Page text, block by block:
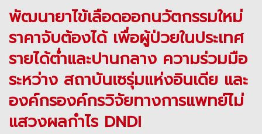
พัฒนายาไข้เลือดออกนวัตกรรมใหม่
ราคาจับต้องได้ เพื่อผู้ป่วยในประเทศ
รายได้ต่ำและปานกลาง ความร่วมมือ
ระหว่าง สถาบันเซรุ่มแห่งอินเดีย และ
องค์กรองค์กรวิจัยทางการแพทย์ไม่
แสวงผลกำไร DNDI